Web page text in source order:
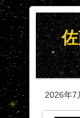
佐
2026年7